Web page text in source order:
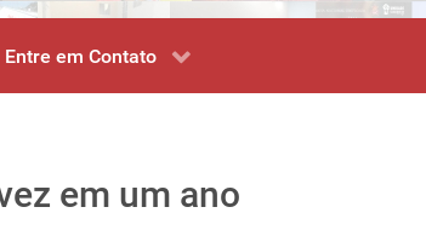
Entre em Contato
em um ano